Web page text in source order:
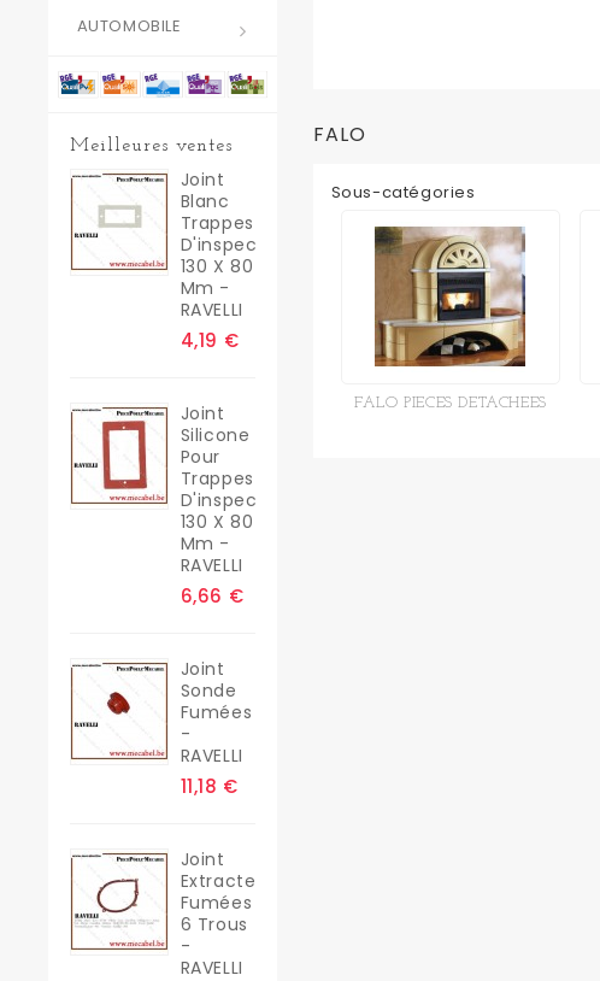
AUTOMOBILE
Meilleures ventes
Joint
Blanc
Trappes
D'inspection
130 X 80
Mm -
RAVELLI
4,19 €
Joint
Silicone
Pour
Trappes
D'inspection
130 X 80
Mm -
RAVELLI
6,66 €
Joint
Sonde
Fumées
-
RAVELLI
11,18 €
Joint
Extracteur
Fumées
6 Trous
-
RAVELLI
FALO
Sous-catégories
FALO PIECES DETACHEES